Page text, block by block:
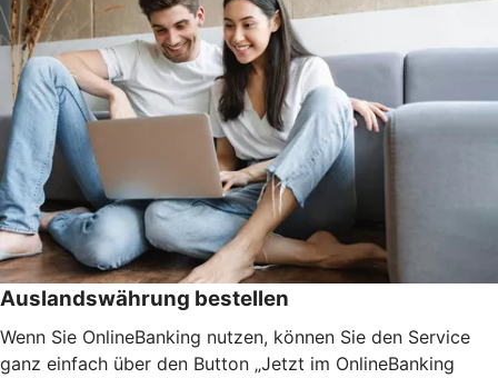
Auslandswährung bestellen
Wenn Sie OnlineBanking nutzen, können Sie den Service
ganz einfach über den Button „Jetzt im OnlineBanking